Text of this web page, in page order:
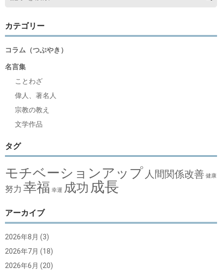
カテゴリー
コラム（つぶやき）
名言集
ことわざ
偉人、著名人
宗教の教え
文学作品
タグ
モチベーションアップ 人間関係改善 健康
努力 幸福 幸運 成功 成長
アーカイブ
2026年8月 (3)
2026年7月 (18)
2026年6月 (20)